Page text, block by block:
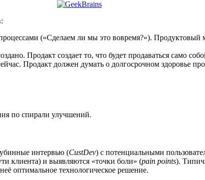
(«Сделаем ли мы это вовремя?»). Продуктовый
Продакт создает то, что будет продаваться само
Продакт должен думать о долгосрочном здоровье
по спирали улучшений.
интервью (CustDev) с потенциальными
клиента) и выявляются «точки боли» (pain points).
оптимальное технологическое решение.